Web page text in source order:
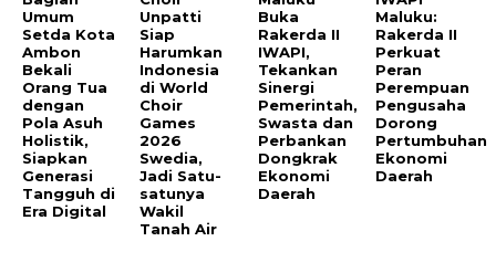
Umum
Setda Kota
Ambon
Bekali
Orang Tua
dengan
Pola Asuh
Holistik,
Siapkan
Generasi
Tangguh di
Era Digital
Unpatti
Siap
Harumkan
Indonesia
di World
Choir
Games
2026
Swedia,
Jadi Satu-
satunya
Wakil
Tanah Air
Buka
Rakerda II
IWAPI,
Tekankan
Sinergi
Pemerintah,
Swasta dan
Perbankan
Dongkrak
Ekonomi
Daerah
Maluku:
Rakerda II
Perkuat
Peran
Perempuan
Pengusaha
Dorong
Pertumbuhan
Ekonomi
Daerah